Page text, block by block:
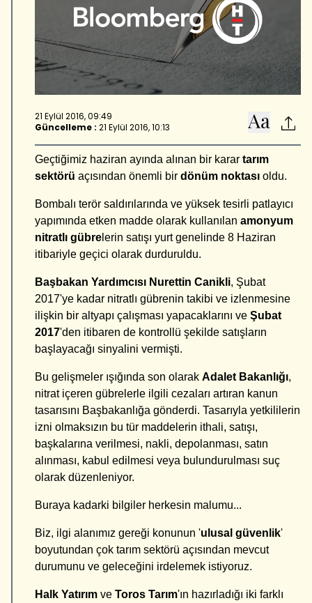
21 Eylül 2016, 09:49
Güncelleme : 21 Eylül 2016, 10:13
Geçtiğimiz haziran ayında alınan bir karar tarım
sektörü açısından önemli bir dönüm noktası oldu.
Bombalı terör saldırılarında ve yüksek tesirli patlayıcı
yapımında etken madde olarak kullanılan amonyum
nitratlı gübre lerin satışı yurt genelinde 8 Haziran
itibariyle geçici olarak durduruldu.
Başbakan Yardımcısı Nurettin Canikli, Şubat
2017'ye kadar nitratlı gübrenin takibi ve izlenmesine
ilişkin bir altyapı çalışması yapacaklarını ve Şubat
2017'den itibaren de kontrollü şekilde satışların
başlayacağı sinyalini vermişti.
Bu gelişmeler ışığında son olarak Adalet Bakanlığı,
nitrat içeren gübrelerle ilgili cezaları artıran kanun
tasarısını Başbakanlığa gönderdi. Tasarıyla yetkililerin
izni olmaksızın bu tür maddelerin ithali, satışı,
başkalarına verilmesi, nakli, depolanması, satın
alınması, kabul edilmesi veya bulundurulması suç
olarak düzenleniyor.
Buraya kadarki bilgiler herkesin malumu...
Biz, ilgi alanımız gereği konunun 'ulusal güvenlik'
boyutundan çok tarım sektörü açısından mevcut
durumunu ve geleceğini irdelemek istiyoruz.
Halk Yatırım ve Toros Tarım'ın hazırladığı iki farklı